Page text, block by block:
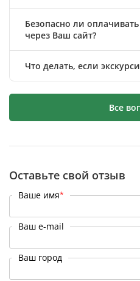
Безопасно ли
через Ваш сайт?
Что делать, если
Все
Оставьте свой отзыв
Ваше имя*
Ваш e-mail
Ваш город